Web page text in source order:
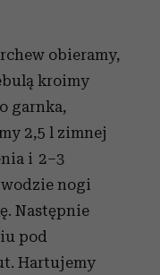
obieramy,
kroimy
garnka,
2,5 l zimnej
i 2–3
nogi
Następnie
pod
Hartujemy